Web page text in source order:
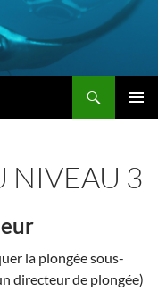
NIVEAU 3
la plongée sous-
directeur de plongée)